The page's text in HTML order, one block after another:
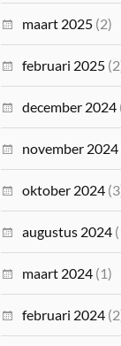
maart 2025 (2)
februari 2025
december 2024
november 2024
oktober 2024
augustus 2024
maart 2024 (1)
februari 2024